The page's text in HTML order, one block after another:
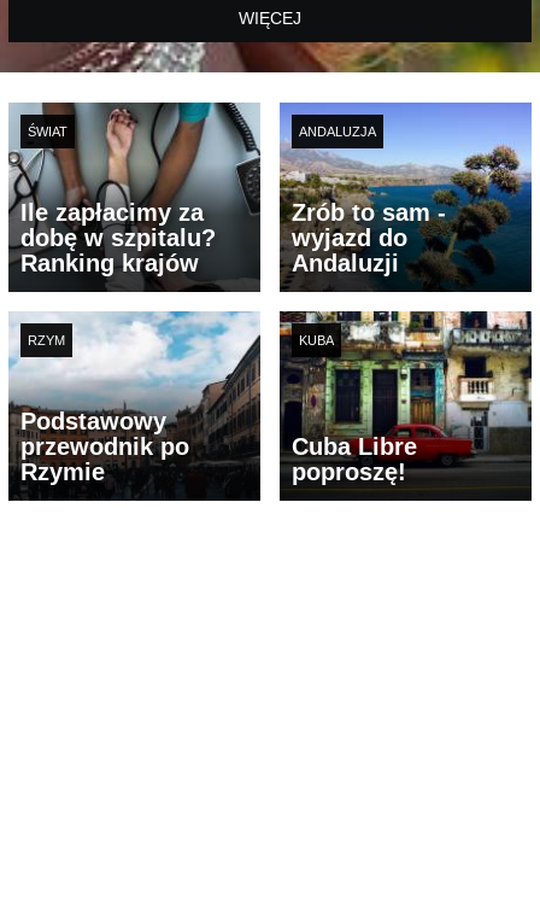
WIĘCEJ
ŚWIAT
Ile zapłacimy za
dobę w szpitalu?
Ranking krajów
ANDALUZJA
Zrób to sam -
wyjazd do
Andaluzji
RZYM
Podstawowy
przewodnik po
Rzymie
KUBA
Cuba Libre
poproszę!